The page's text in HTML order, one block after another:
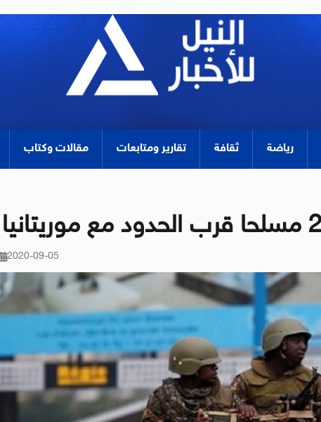
رياضة ثقافة تقارير ومتابعات مقالات وكتاب
2020-09-05